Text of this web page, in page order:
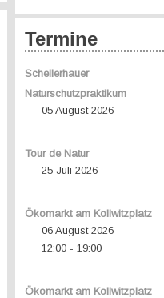
Termine
Schellerhauer
Naturschutzpraktikum
05 August 2026
Tour de Natur
25 Juli 2026
Ökomarkt am Kollwitzplatz
06 August 2026
12:00 -19:00
Ökomarkt am Kollwitzplatz